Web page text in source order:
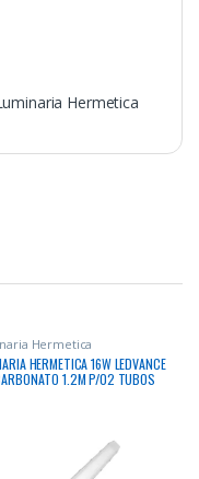
Hermetica
Hermetica
HERMETICA 16W LEDVANCE
1.2M P/02 TUBOS